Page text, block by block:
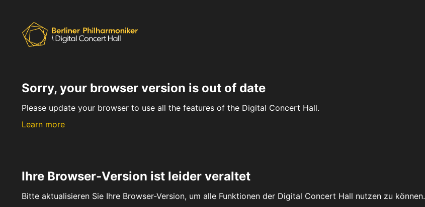
Sorry, your browser version is out of date
Please update your browser to use all the features of the Digital Concert Hall.
Learn more
Ihre Browser-Version ist leider veraltet
Bitte aktualisieren Sie Ihre Browser-Version, um alle Funktionen der Digital Concert Hall nutzen zu können.